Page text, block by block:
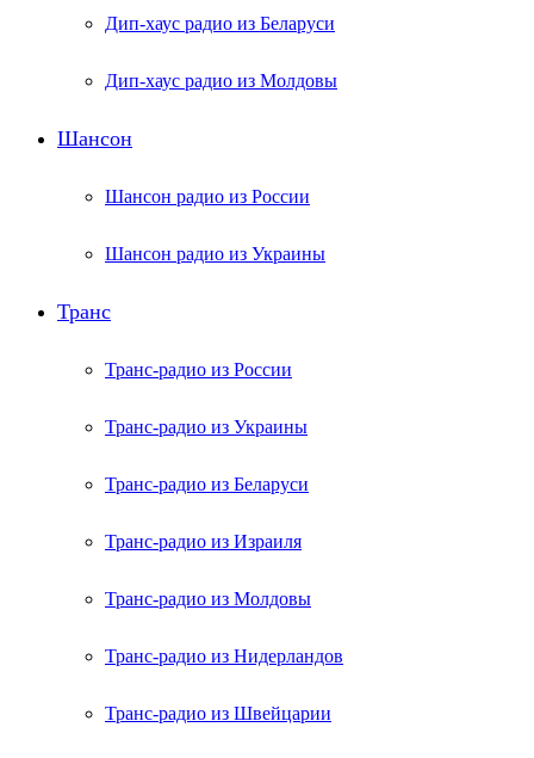
Дип-хаус радио из Беларуси
Дип-хаус радио из Молдовы
Шансон
Шансон радио из России
Шансон радио из Украины
Транс
Транс-радио из России
Транс-радио из Украины
Транс-радио из Беларуси
Транс-радио из Израиля
Транс-радио из Молдовы
Транс-радио из Нидерландов
Транс-радио из Швейцарии